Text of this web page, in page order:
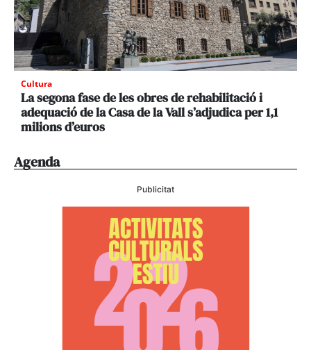
Cultura
La segona fase de les obres de rehabilitació i
adequació de la Casa de la Vall s’adjudica per 1,1
milions d’euros
Agenda
Publicitat